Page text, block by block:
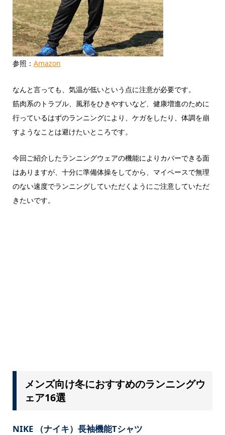
参照： Amazon
なんと言っても、気温が低いという点に注意が必要です。
筋肉系のトラブル、風邪をひきやすいなど、健康増進のために
行っているはずのランニングにより、ケガをしたり、体調を崩
すようなことは避けたいところです。
今回ご紹介したランニングウェアの機能によりカバーできる面
はありますが、十分に準備体操をしてから、マイペースで無理
のない速度でランニングしていただくようにご注意していただ
きたいです。
メンズ向け冬におすすめのランニングウ
ェア16選
NIKE （ナイキ）長袖機能Tシャツ